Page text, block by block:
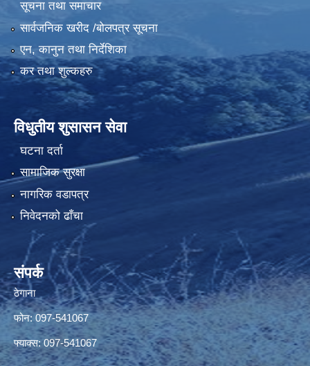
सूचना तथा समाचार
सार्वजनिक खरीद /बोलपत्र सूचना
एन, कानुन तथा निर्देशिका
कर तथा शुल्कहरु
विधुतीय शुसासन सेवा
घटना दर्ता
सामाजिक सुरक्षा
नागरिक वडापत्र
निवेदनको ढाँचा
संपर्क
ठेगाना
फोन: 097-541067
फ्याक्स: 097-541067